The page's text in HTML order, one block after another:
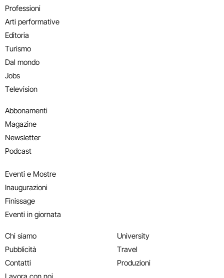
Professioni
Arti performative
Editoria
Turismo
Dal mondo
Jobs
Television
Abbonamenti
Magazine
Newsletter
Podcast
Eventi e Mostre
Inaugurazioni
Finissage
Eventi in giornata
Chi siamo
Pubblicità
Contatti
Lavora con noi
University
Travel
Produzioni